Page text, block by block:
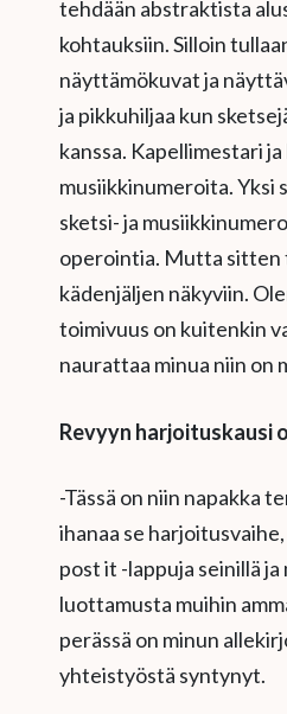
tehdään abstraktista
kohtauksiin. Silloin
näyttämökuvat ja
ja pikkuhiljaa kun
kanssa. Kapellimestari
musiikkinumeroita. Yksi
sketsi- ja
operointia. Mutta sitten
kädenjäljen näkyviin.
toimivuus on kuitenkin
naurattaa minua niin on
Revyyn harjoituskausi
-Tässä on niin napakka
ihanaa se
post it -lappuja seinillä
luottamusta muihin
perässä on minun
yhteistyöstä syntynyt.